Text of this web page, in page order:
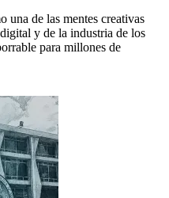
una de las mentes creativas
y de la industria de los
para millones de